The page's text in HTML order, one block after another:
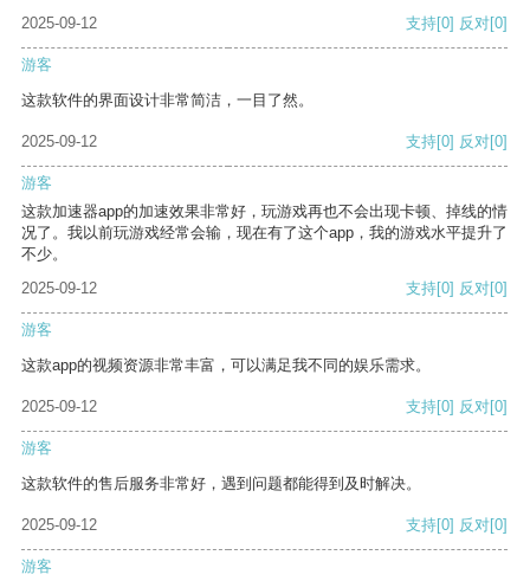
2025-09-12
支持[0] 反对[0]
游客
这款软件的界面设计非常简洁，一目了然。
2025-09-12 支持[0] 反对[0]
游客
这款加速器app的加速效果非常好，玩游戏再也不会出现卡顿、掉线的情
况了。我以前玩游戏经常会输，现在有了这个app，我的游戏水平提升了
不少。
2025-09-12
支持[0] 反对[0]
游客
这款app的视频资源非常丰富，可以满足我不同的娱乐需求。
2025-09-12 支持[0] 反对[0]
游客
这款软件的售后服务非常好，遇到问题都能得到及时解决。
2025-09-12 支持[0] 反对[0]
游客